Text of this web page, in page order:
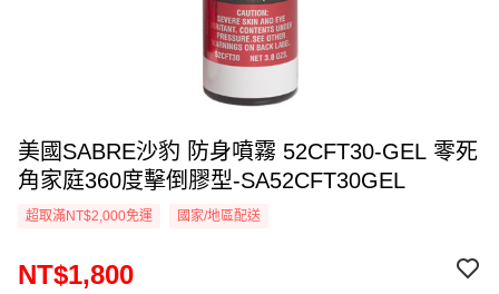
美國SABRE沙豹 防身噴霧 52CFT30-GEL 零死
角家庭360度擊倒膠型-SA52CFT30GEL
超取滿NT$2,000免運 國家/地區配送
NT$1,800